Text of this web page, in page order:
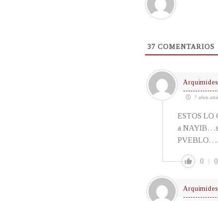
37 COMENTARIOS
Arquimides
7 años
ESTOS LO
a
0 0
Arquimides